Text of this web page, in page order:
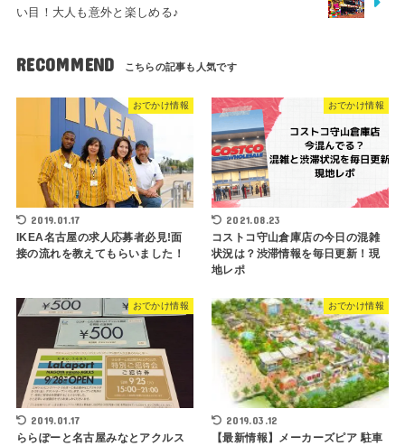
い目！大人も意外と楽しめる♪
RECOMMEND
おでかけ情報
2019.01.17
IKEA名古屋の求人応募者必見!面
接の流れを教えてもらいました！
おでかけ情報
2021.08.23
コストコ守山倉庫店の今日の混雑
状況は？渋滞情報を毎日更新！現
地レポ
おでかけ情報
2019.01.17
ららぽーと名古屋みなとアクルス
おでかけ情報
2019.03.12
【最新情報】メーカーズピア 駐車